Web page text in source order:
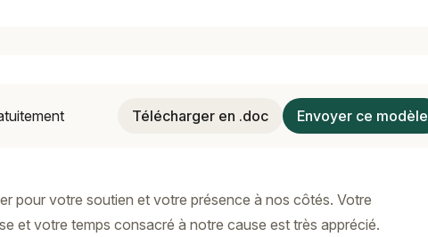
Télécharger en .doc Envoyer ce modèle
pour votre soutien et votre présence à nos côtés. Votre
et votre temps consacré à notre cause est très apprécié.